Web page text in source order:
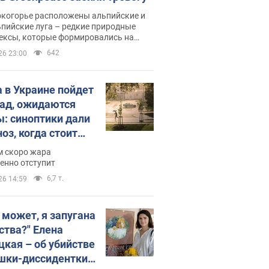
расположены альпийские и
луга – редкие природные
которые формировались на
сотен лет
23:00 642
Украине пойдет
ожидаются
синоптики дали
когда стоит
изменения
скоро жара
отступит
14:59 6,7 т.
я запугана
Елена
– об убийстве
диссидентки